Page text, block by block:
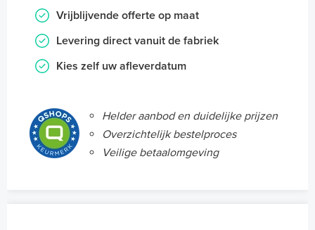
Vrijblijvende offerte op maat
Levering direct vanuit de fabriek
Kies zelf uw afleverdatum
Helder aanbod en duidelijke prijzen
Overzichtelijk bestelproces
Veilige betaalomgeving